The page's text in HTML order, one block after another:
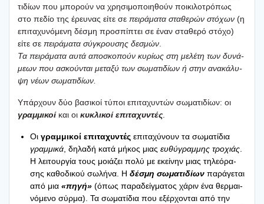
τι­δί­ων που μπο­ρούν να χρη­σι­μο­ποι­η­θούν ποι­κι­λο­τρό­πως
στο πεδίο της έρευ­νας είτε σε πει­ρά­μα­τα στα­θε­ρών στό­χων (η
επι­τα­χυ­νό­με­νη δέσμη προ­σπί­πτει σε έναν στα­θε­ρό στό­χο)
είτε σε πει­ρά­μα­τα σύγκρου­σης δεσμών.
Τα πει­ρά­μα­τα αυτά απο­σκο­πούν κυρί­ως στη μελέ­τη των δυνά­
με­ων που ασκού­νται μετα­ξύ των σωμα­τι­δί­ων ή στην ανα­κά­λυ­
ψη νέων σωμα­τι­δί­ων.
Υπάρ­χουν δύο βασι­κοί τύποι επι­τα­χυ­ντών σωμα­τι­δί­ων: οι
γραμ­μι­κοί και οι κυκλι­κοί επι­τα­χυ­ντές.
Οι γραμ­μι­κοί επι­τα­χυ­ντές επι­τα­χύ­νουν τα σωμα­τί­δια
γραμ­μι­κά, δηλα­δή κατά μήκος μιας ευθύ­γραμ­μης τρο­χιάς.
Η λει­τουρ­γία τους μοιά­ζει πολύ με εκεί­νην μιας τηλε­ό­ρα­
σης καθο­δι­κού σωλή­να. Η δέσμη σωμα­τι­δί­ων παρά­γε­ται
από μια «πηγή» (όπως παρα­δείγ­μα­τος χάριν ένα θερ­μαι­
νό­με­νο σύρ­μα). Τα σωμα­τί­δια που εξέρ­χο­νται από την